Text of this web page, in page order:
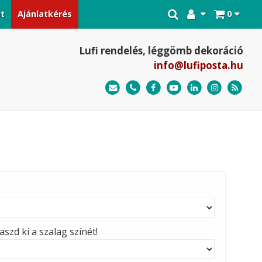
0
Ajánlatkérés
Lufi rendelés, léggömb dekoráció
info@lufiposta.hu
ki a szalag színét!